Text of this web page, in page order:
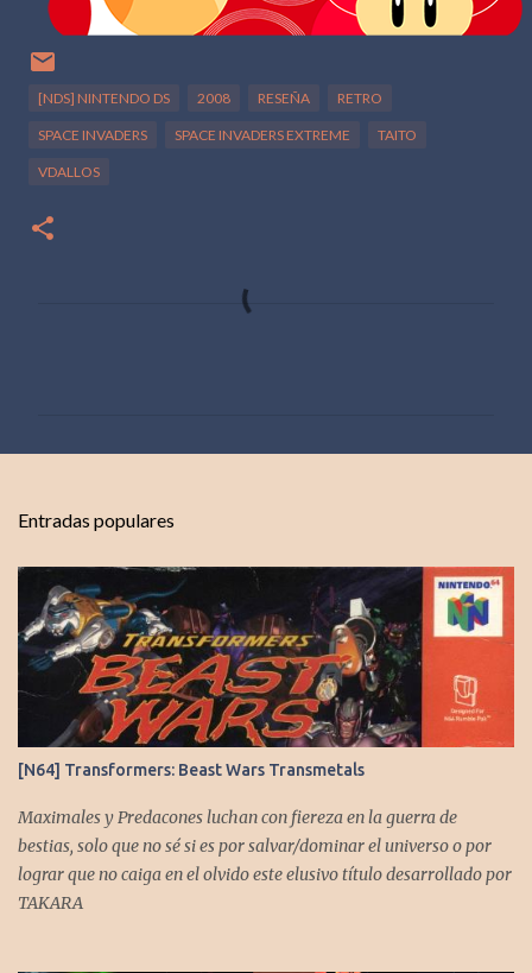
[NDS] NINTENDO DS 2008 RESEÑA RETRO
SPACE INVADERS SPACE INVADERS EXTREME TAITO
VDALLOS
r
i
o
s
Entradas populares
[N64] Transformers: Beast Wars Transmetals
Maximales y Predacones luchan con fiereza en la guerra de
bestias, solo que no sé si es por salvar/dominar el universo o por
lograr que no caiga en el olvido este elusivo título desarrollado por
TAKARA